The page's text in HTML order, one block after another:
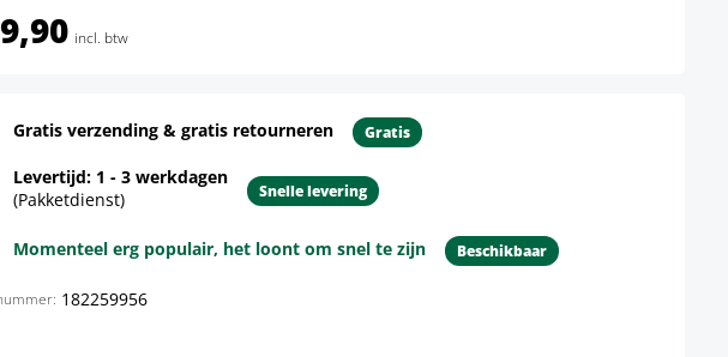
incl. btw
Gratis verzending & gratis retourneren Gratis
Levertijd: 1 - 3 werkdagen
(Pakketdienst)
Snelle levering
Momenteel erg populair, het loont om snel te zijn Beschikbaar
182259956
productinformatie